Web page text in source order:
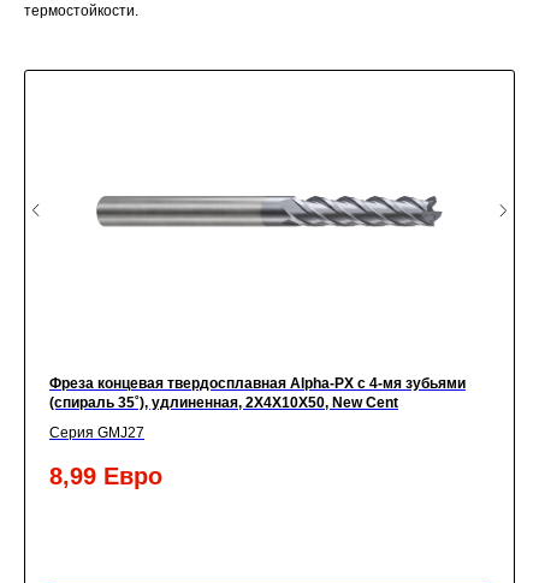
термостойкости.
Фреза концевая твердосплавная Alpha-PX c 4-мя зубьями
(спираль 35˚), удлиненная, 2X4X10X50, New Cent
Серия GMJ27
8,99 Евро